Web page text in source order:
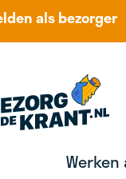
als bezorger